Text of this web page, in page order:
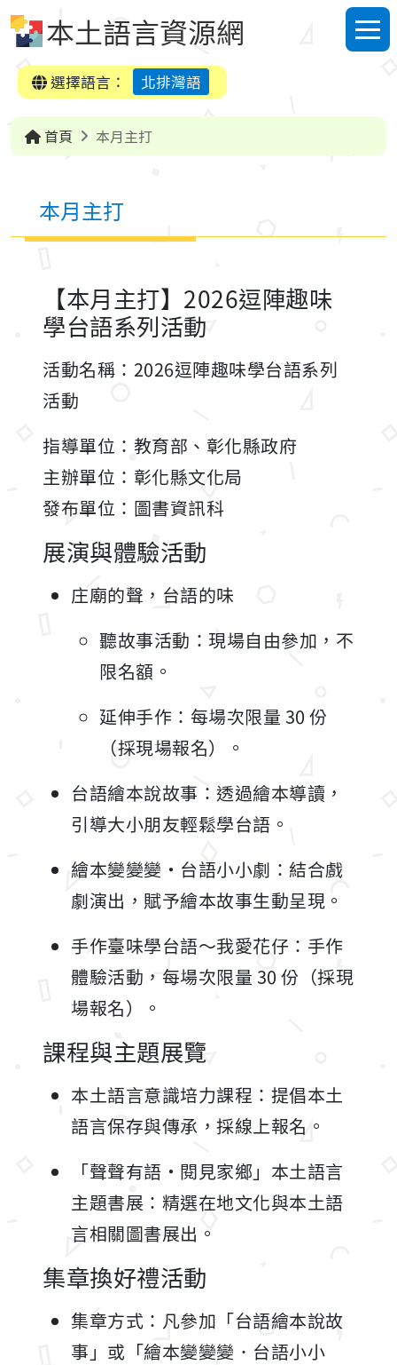
本土語言資源網
選單
選擇語言：
北排灣語
首頁 本月主打
本月主打
【本月主打】2026逗陣趣味
學台語系列活動
活動名稱：2026逗陣趣味學台語系列
活動
指導單位：教育部、彰化縣政府
主辦單位：彰化縣文化局
發布單位：圖書資訊科
展演與體驗活動
庄廟的聲，台語的味
聽故事活動：現場自由參加，不
限名額。
延伸手作：每場次限量 30 份
（採現場報名）。
台語繪本說故事：透過繪本導讀，
引導大小朋友輕鬆學台語。
繪本變變變・台語小小劇：結合戲
劇演出，賦予繪本故事生動呈現。
手作臺味學台語～我愛花仔：手作
體驗活動，每場次限量 30 份（採現
場報名）。
課程與主題展覽
本土語言意識培力課程：提倡本土
語言保存與傳承，採線上報名。
「聲聲有語・閱見家鄉」本土語言
主題書展：精選在地文化與本土語
言相關圖書展出。
集章換好禮活動
集章方式：凡參加「台語繪本說故
事」或「繪本變變變．台語小小